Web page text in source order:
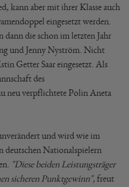
kann aber mit ihrer Klasse auch
eingesetzt werden.
die schon im letzten Jahr
und Jenny Nyström. Nicht
Getter Saar eingesetzt. Als
des
neu verpflichtete Polin Aneta
und wird wie im
deutschen Nationalspielern
"Diese beiden Leistungsträger
sicheren Punktgewinn", freut